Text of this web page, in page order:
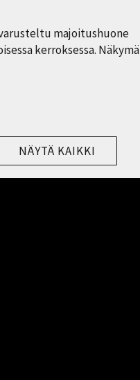
majoitushuone
kerroksessa. Näkymä
NÄYTÄ KAIKKI